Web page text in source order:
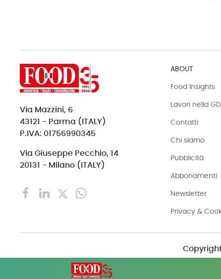
Via Mazzini, 6
43121 - Parma (ITALY)
P.IVA: 01756990345
Via Giuseppe Pecchio, 14
20131 - Milano (ITALY)
ABOUT
Food Insights
Lavori nella
Contatti
Chi siamo
Pubblicità
Abbonamenti
Newsletter
Privacy &